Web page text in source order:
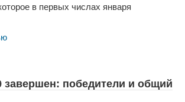
в первых числах января
завершен: победители и общий